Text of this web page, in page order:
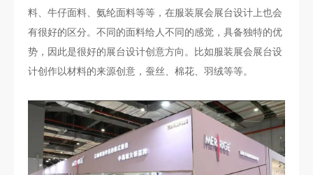
料、牛仔面料、氨纶面料等等，在服装展会展台设计上也会
有很好的区分。不同的面料给人不同的感觉，具备独特的优
势，因此是很好的展台设计创意方向。比如服装展会展台设
计创作以材料的来源创意，蚕丝、棉花、羽绒等等。